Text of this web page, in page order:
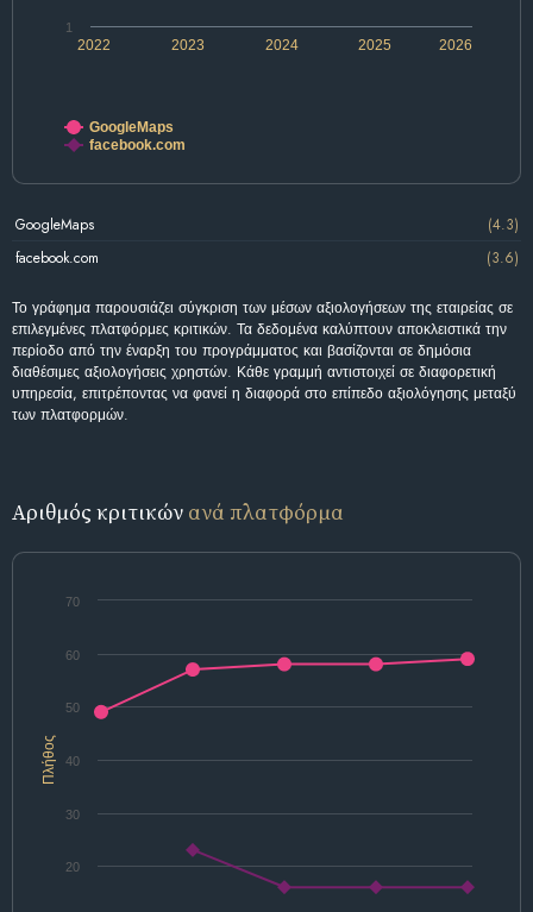
2022 2024 2026
2023 2025
1
GoogleMaps
facebook.com
GoogleMaps
(4.3)
facebook.com
(3.6)
Το γράφημα παρουσιάζει σύγκριση των μέσων αξιολογήσεων της εταιρείας σε
επιλεγμένες πλατφόρμες κριτικών. Τα δεδομένα καλύπτουν αποκλειστικά την
περίοδο από την έναρξη του προγράμματος και βασίζονται σε δημόσια
διαθέσιμες αξιολογήσεις χρηστών. Κάθε γραμμή αντιστοιχεί σε διαφορετική
υπηρεσία, επιτρέποντας να φανεί η διαφορά στο επίπεδο αξιολόγησης μεταξύ
των πλατφορμών.
Αριθμός κριτικών ανά πλατφόρμα
Πλήθος
20
30
40
50
60
70